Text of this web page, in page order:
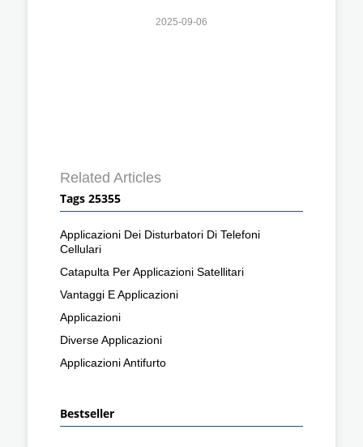
2025-09-06
Related Articles
Tags 25355
Applicazioni Dei Disturbatori Di Telefoni
Cellulari
Catapulta Per Applicazioni Satellitari
Vantaggi E Applicazioni
Applicazioni
Diverse Applicazioni
Applicazioni Antifurto
Bestseller